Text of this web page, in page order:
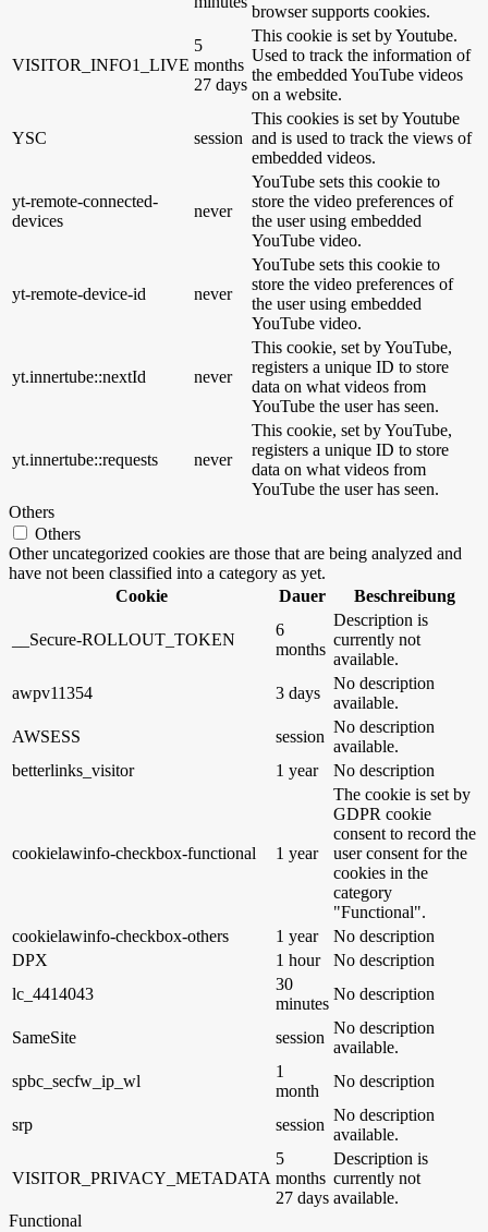
browser supports cookies.
VISITOR_INFO1_LIVE
5
months
27 days
This cookie is set by Youtube.
Used to track the information of
the embedded YouTube videos
on a website.
YSC session
This cookies is set by Youtube
and is used to track the views of
embedded videos.
yt-remote-connected-
devices
never
YouTube sets this cookie to
store the video preferences of
the user using embedded
YouTube video.
yt-remote-device-id never
YouTube sets this cookie to
store the video preferences of
the user using embedded
YouTube video.
yt.innertube::nextId never
This cookie, set by YouTube,
registers a unique ID to store
data on what videos from
YouTube the user has seen.
yt.innertube::requests never
This cookie, set by YouTube,
registers a unique ID to store
data on what videos from
YouTube the user has seen.
Others
Others
Other uncategorized cookies are those that are being analyzed and
have not been classified into a category as yet.
Cookie
Dauer Beschreibung
__Secure-ROLLOUT_TOKEN
6
months
Description is
currently not
available.
awpv11354
3 days
No description
available.
AWSESS
session
No description
available.
betterlinks_visitor
1 year No description
cookielawinfo-checkbox-functional 1 year
The cookie is set by
GDPR cookie
consent to record the
user consent for the
cookies in the
category
"Functional".
cookielawinfo-checkbox-others
1 year
No description
DPX
1 hour
No description
lc_4414043
30
minutes
No description
SameSite session
No description
available.
spbc_secfw_ip_wl
1
month
No description
srp session
No description
available.
VISITOR_PRIVACY_METADATA
5
months
27 days
Description is
currently not
available.
Functional